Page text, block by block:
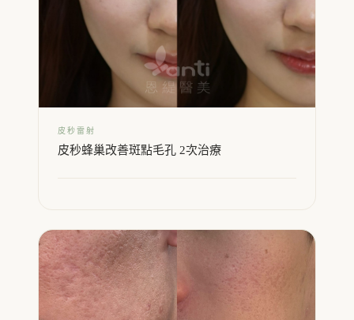
皮秒雷射
皮秒蜂巢改善斑點毛孔 2次治療